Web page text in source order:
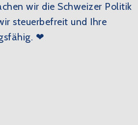
wir die Schweizer Politik
steuerbefreit und Ihre
❤︎